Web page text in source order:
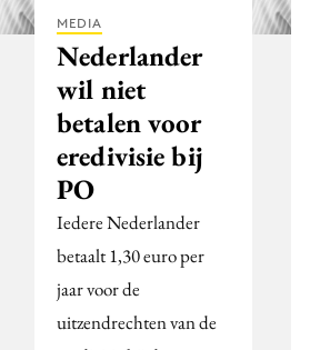
MEDIA
Nederlander
wil niet
betalen voor
eredivisie bij
PO
Iedere Nederlander
betaalt 1,30 euro per
jaar voor de
uitzendrechten van de